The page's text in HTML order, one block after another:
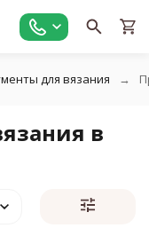
для вязания
в